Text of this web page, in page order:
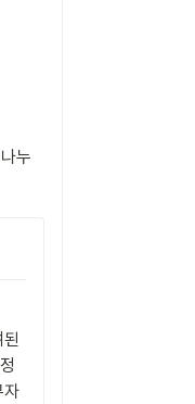
누
자